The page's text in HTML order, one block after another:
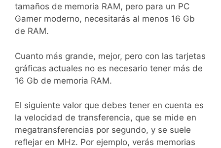
tamaños de memoria RAM, pero para un PC
Gamer moderno, necesitarás al menos 16 Gb
de RAM.
Cuanto más grande, mejor, pero con las tarjetas
gráficas actuales no es necesario tener más de
16 Gb de memoria RAM.
El siguiente valor que debes tener en cuenta es
la velocidad de transferencia, que se mide en
megatransferencias por segundo, y se suele
reflejar en MHz. Por ejemplo, verás memorias